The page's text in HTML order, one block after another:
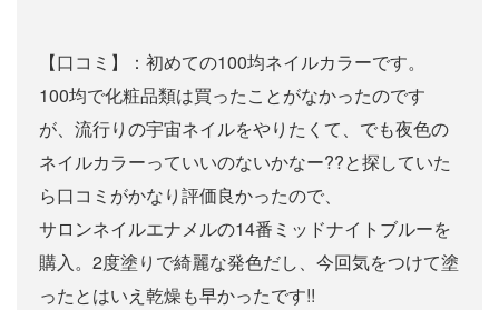
【口コミ】：初めての100均ネイルカラーです。
100均で化粧品類は買ったことがなかったのです
が、流行りの宇宙ネイルをやりたくて、でも夜色の
ネイルカラーっていいのないかなー??と探していた
ら口コミがかなり評価良かったので、
サロンネイルエナメルの14番ミッドナイトブルーを
購入。2度塗りで綺麗な発色だし、今回気をつけて塗
ったとはいえ乾燥も早かったです!!